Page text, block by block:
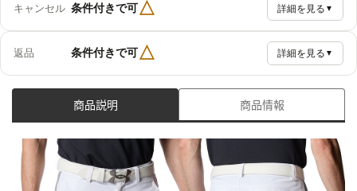
キャンセル 条件付きで可△ 詳細を見る ▼
返品 条件付きで可△ 詳細を見る ▼
商品説明 商品情報